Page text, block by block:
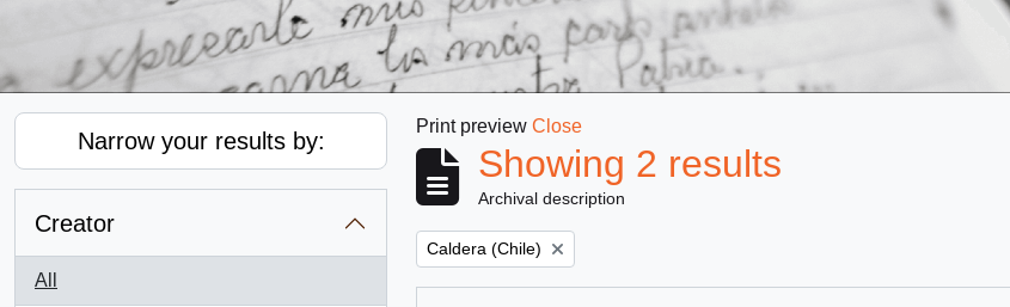
Narrow your results by:
Creator
All
Print preview Close
Showing 2 results
Archival description
Remove filter:
Caldera (Chile)